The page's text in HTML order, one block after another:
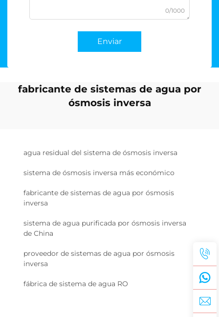
0/1000
Enviar
fabricante de sistemas de agua por
ósmosis inversa
agua residual del sistema de ósmosis inversa
sistema de ósmosis inversa más económico
fabricante de sistemas de agua por ósmosis
inversa
sistema de agua purificada por ósmosis inversa
de China
proveedor de sistemas de agua por ósmosis
inversa
fábrica de sistema de agua RO